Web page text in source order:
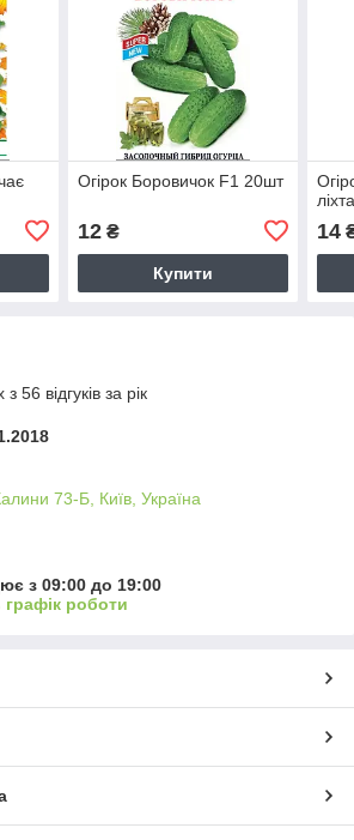
Огірок Боровичок F1 20шт
12₴
Купити
14
56 відгуків за рік
73-Б, Київ, Україна
з 09:00 до 19:00
роботи